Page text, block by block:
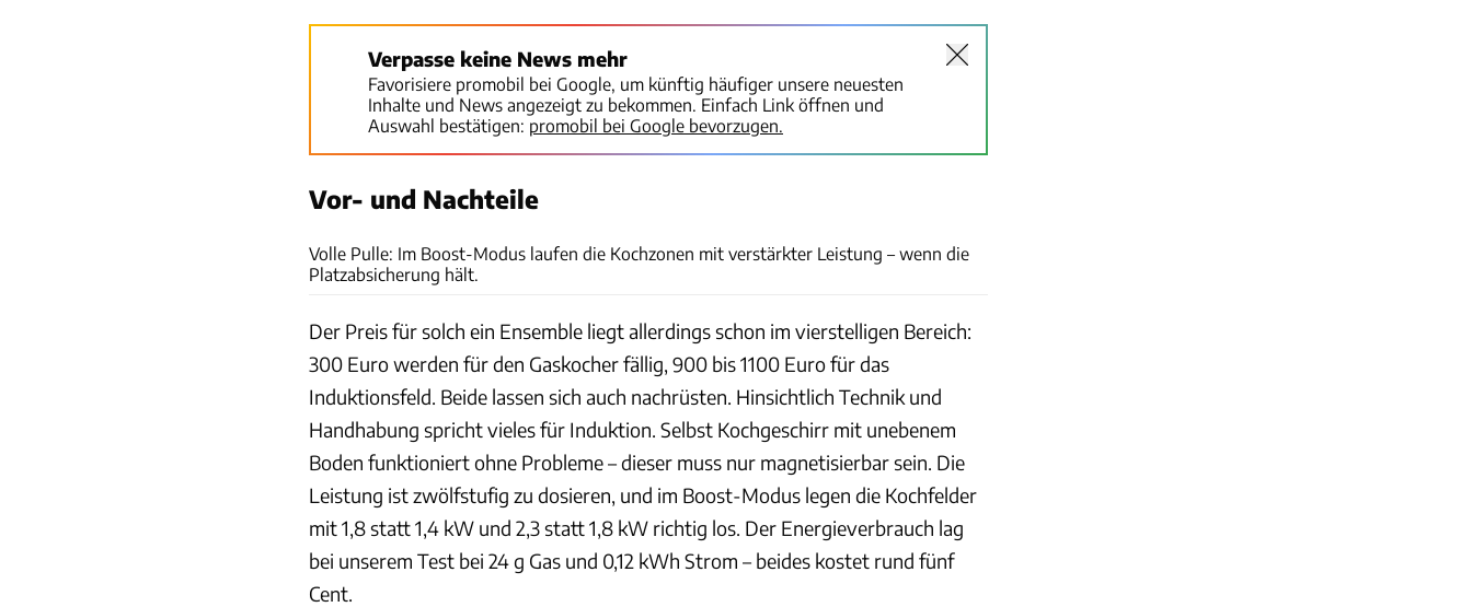
Verpasse keine News mehr
Favorisiere promobil bei Google, um künftig häufiger unsere neuesten
Inhalte und News angezeigt zu bekommen. Einfach Link öffnen und
Auswahl bestätigen: promobil bei Google bevorzugen.
Vor- und Nachteile
Volle Pulle: Im Boost-Modus laufen die Kochzonen mit verstärkter Leistung – wenn die
Platzabsicherung hält.
Der Preis für solch ein Ensemble liegt allerdings schon im vierstelligen Bereich:
300 Euro werden für den Gaskocher fällig, 900 bis 1100 Euro für das
Induktionsfeld. Beide lassen sich auch nachrüsten. Hinsichtlich Technik und
Handhabung spricht vieles für Induktion. Selbst Kochgeschirr mit unebenem
Boden funktioniert ohne Probleme – dieser muss nur magnetisierbar sein. Die
Leistung ist zwölfstufig zu dosieren, und im Boost-Modus legen die Kochfelder
mit 1,8 statt 1,4 kW und 2,3 statt 1,8 kW richtig los. Der Energieverbrauch lag
bei unserem Test bei 24 g Gas und 0,12 kWh Strom – beides kostet rund fünf
Cent.